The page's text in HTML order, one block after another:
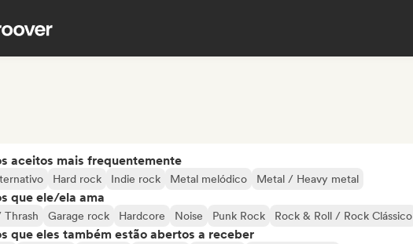
aceitos mais frequentemente
Hard rock Indie rock Metal melódico Metal / Heavy metal
que ele/ela ama
Thrash Garage rock Hardcore Noise Punk Rock Rock & Roll / Rock Clássico
que eles também estão abertos a receber